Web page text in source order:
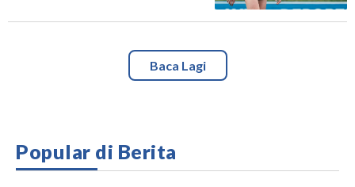
Baca Lagi
Popular di Berita